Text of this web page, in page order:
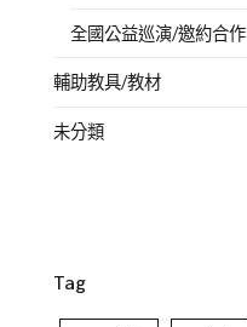
全國公益巡演/邀約合作
輔助教具/教材
未分類
Tag